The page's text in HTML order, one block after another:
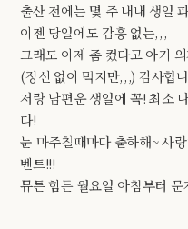
출산 전에는 몇 주 내내 생일
이젠 당일에도 감흥 없는,,,
그래도 이제 좀 컸다고 아기
(정신 없이 먹지만,,,) 감사합
저랑 남편운 생일에 꼭! 최소
다!
눈 마주칠때마다 춛하해~ 사
벤트!!!
뮤튼 힘든 월요일 아침부터